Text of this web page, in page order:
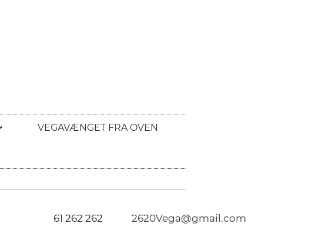
VEGAVÆNGET FRA OVEN
61 262 262 2620Vega@gmail.com